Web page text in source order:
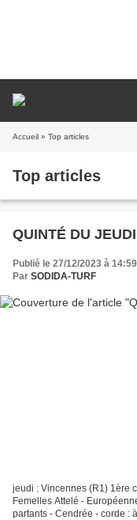
Accueil » Top articles
Top articles
QUINTÉ DU
Publié le 27/12/2023 à 14:59
Par SODIDA-TURF
jeudi : Vincennes (R1) 1ère
Femelles Attelé -
partants - Cendrée - corde :